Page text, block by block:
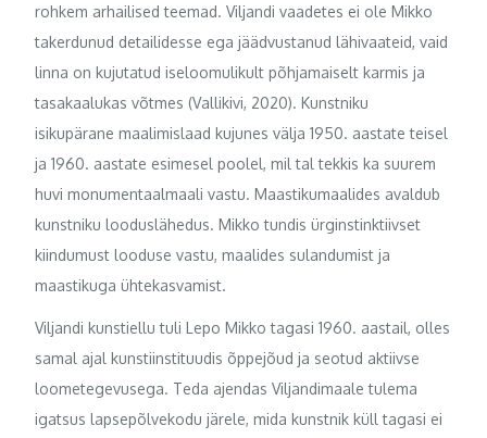
rohkem arhailised teemad. Viljandi vaadetes ei ole Mikko
takerdunud detailidesse ega jäädvustanud lähivaateid, vaid
linna on kujutatud iseloomulikult põhjamaiselt karmis ja
tasakaalukas võtmes (Vallikivi, 2020). Kunstniku
isikupärane maalimislaad kujunes välja 1950. aastate teisel
ja 1960. aastate esimesel poolel, mil tal tekkis ka suurem
huvi monumentaalmaali vastu. Maastikumaalides avaldub
kunstniku looduslähedus. Mikko tundis ürginstinktiivset
kiindumust looduse vastu, maalides sulandumist ja
maastikuga ühtekasvamist.
Viljandi kunstiellu tuli Lepo Mikko tagasi 1960. aastail, olles
samal ajal kunstiinstituudis õppejõud ja seotud aktiivse
loometegevusega. Teda ajendas Viljandimaale tulema
igatsus lapsepõlvekodu järele, mida kunstnik küll tagasi ei